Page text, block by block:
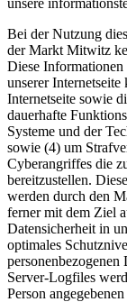
Bei der Nutzung
der Markt Mitwitz
Diese
unserer
Internetseite sowie
dauerhafte
Systeme und der
sowie (4) um
Cyberangriffes die
bereitzustellen.
werden durch den
ferner mit dem Ziel
Datensicherheit in
optimales
Server-Logfiles
Person